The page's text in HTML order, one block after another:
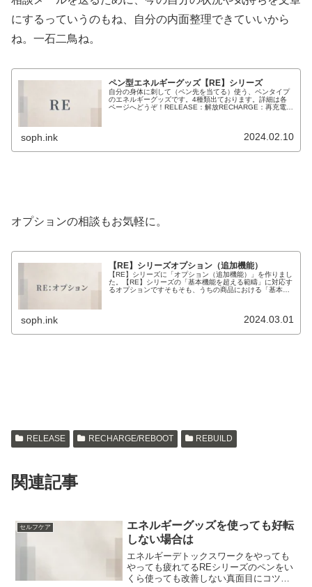
にするっていうのもね、自分の内面整理できていいから
ね。一石二鳥ね。
ペン型エネルギーグッズ【RE】シリーズ
自分の身体に刺して（ペン先を当てる）使う、ペンタイプ
のエネルギーグッズです。4種類出ております。詳細は各
ページへどうぞ！RELEASE：解放RECHARGE：再充電
soph.ink 2024.02.10
オプションの相談もお気軽に。
【RE】シリーズオプション（追加機能）
【RE】シリーズに「オプション（追加機能）」を作りまし
た。【RE】シリーズの「基本機能を超える範疇」に対応す
るオプションですそもそも、うちの商品における「基本」
soph.ink 2024.03.01
RELEASE RECHARGE/REBOOT REBUILD
関連記事
セルフケア
エネルギーグッズを使っても好転
しない場合は
エネルギーデトックスワークをやっても
やっても疲れてるREシリーズのペンをい
くら使っても改善しない真面目にコツコ